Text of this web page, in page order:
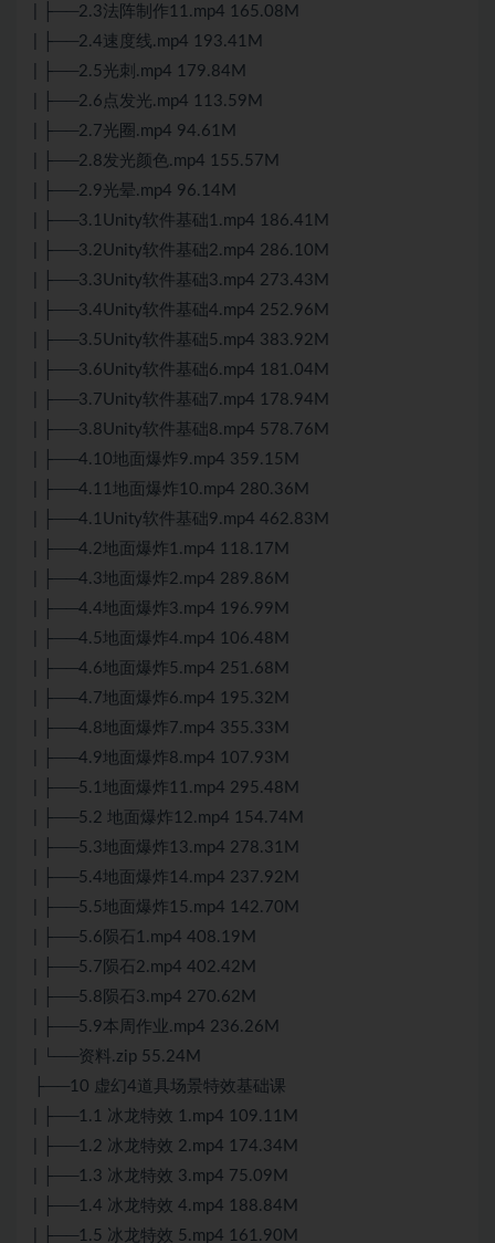
| ├──2.3法阵制作11.mp4 165.08M
| ├──2.4速度线.mp4 193.41M
| ├──2.5光刺.mp4 179.84M
| ├──2.6点发光.mp4 113.59M
| ├──2.7光圈.mp4 94.61M
| ├──2.8发光颜色.mp4 155.57M
| ├──2.9光晕.mp4 96.14M
| ├──3.1 Unity软件基础1.mp4 186.41M
| ├──3.2Unity软件基础2.mp4 286.10M
| ├──3.3Unity软件基础3.mp4 273.43M
| ├──3.4Unity软件基础4.mp4 252.96M
| ├──3.5Unity软件基础5.mp4 383.92M
| ├──3.6Unity软件基础6.mp4 181.04M
| ├──3.7Unity软件基础7.mp4 178.94M
| ├──3.8Unity软件基础8.mp4 578.76M
| ├──4.10地面爆炸9.mp4 359.15M
| ├──4.11地面爆炸10.mp4 280.36M
| ├──4.1Unity软件基础9.mp4 462.83M
| ├──4.2地面爆炸1.mp4 118.17M
| ├──4.3地面爆炸2.mp4 289.86M
| ├──4.4地面爆炸3.mp4 196.99M
| ├──4.5地面爆炸4.mp4 106.48M
| ├──4.6地面爆炸5.mp4 251.68M
| ├──4.7地面爆炸6.mp4 195.32M
| ├──4.8地面爆炸7.mp4 355.33M
| ├──4.9地面爆炸8.mp4 107.93M
| ├──5.1地面爆炸11.mp4 295.48M
| ├──5.2 地面爆炸12.mp4 154.74M
| ├──5.3地面爆炸13.mp4 278.31M
| ├──5.4地面爆炸14.mp4 237.92M
| ├──5.5地面爆炸15.mp4 142.70M
| ├──5.6陨石1.mp4 408.19M
| ├──5.7陨石2.mp4 402.42M
| ├──5.8陨石3.mp4 270.62M
| ├──5.9本周作业.mp4 236.26M
| └──资料.zip 55.24M
├──10 虚幻4道具场景特效基础课
| ├──1.1 冰龙特效 1.mp4 109.11M
| ├──1.2 冰龙特效 2.mp4 174.34M
| ├──1.3 冰龙特效 3.mp4 75.09M
| ├──1.4 冰龙特效 4.mp4 188.84M
| ├──1.5 冰龙特效 5.mp4 161.90M